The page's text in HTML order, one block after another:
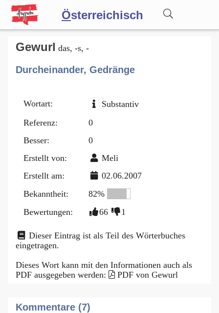
Österreichisch
Wörterbuch
Forum
Blog
Gewurl das, -s, -
Durcheinander, Gedränge
Wortart:
Substantiv
Referenz:
0
Besser:
0
Erstellt von:
Meli
Erstellt am:
02.06.2007
Bekanntheit:
82%
Bewertungen:
66 1
Dieser Eintrag ist als Teil des Wörterbuches
eingetragen.
Dieses Wort kann mit den Informationen auch als
PDF ausgegeben werden:
PDF von Gewurl
Kommentare (7)